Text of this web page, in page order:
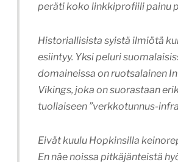
peräti koko linkkiprofiili painu
Historiallisista syistä ilmiötä
esiintyy. Yksi peluri
domaineissa on ruotsalainen
Vikings, joka on suorastaan
tuollaiseen ”verkkotunnus-
Eivät kuulu Hopkinsilla
En näe noissa pitkäjänteistä